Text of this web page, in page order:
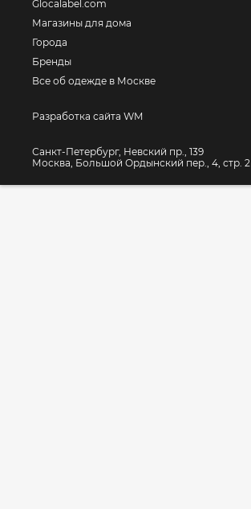
Glocalabel.com
Магазины для дома
Города
Бренды
Все об одежде в Москве
Разработка сайта WM
Санкт-Петербург, Невский пр., 139
Москва, Большой Ордынский пер., 4, стр. 2